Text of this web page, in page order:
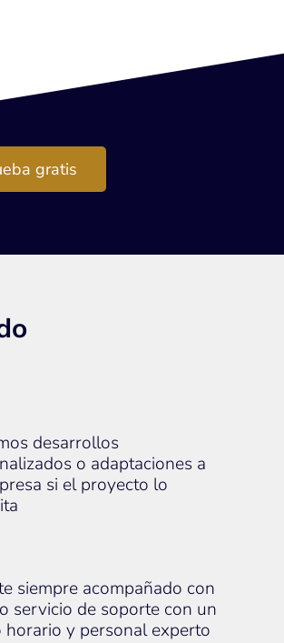
gratis
desarrollos
o adaptaciones a
si el proyecto lo
siempre acompañado con
servicio de soporte con un
horario y personal experto